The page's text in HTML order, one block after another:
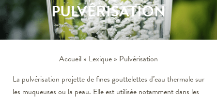
PULVÉRISATION
Accueil » Lexique » Pulvérisation
La pulvérisation projette de fines gouttelettes d’eau thermale sur
les muqueuses ou la peau. Elle est utilisée notamment dans les